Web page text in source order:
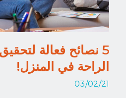
5 نصائح فعالة
الراحة في المنزل!
03/02/21